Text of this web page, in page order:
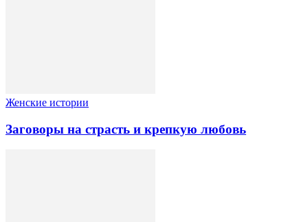
Женские истории
Заговоры на страсть и крепкую любовь